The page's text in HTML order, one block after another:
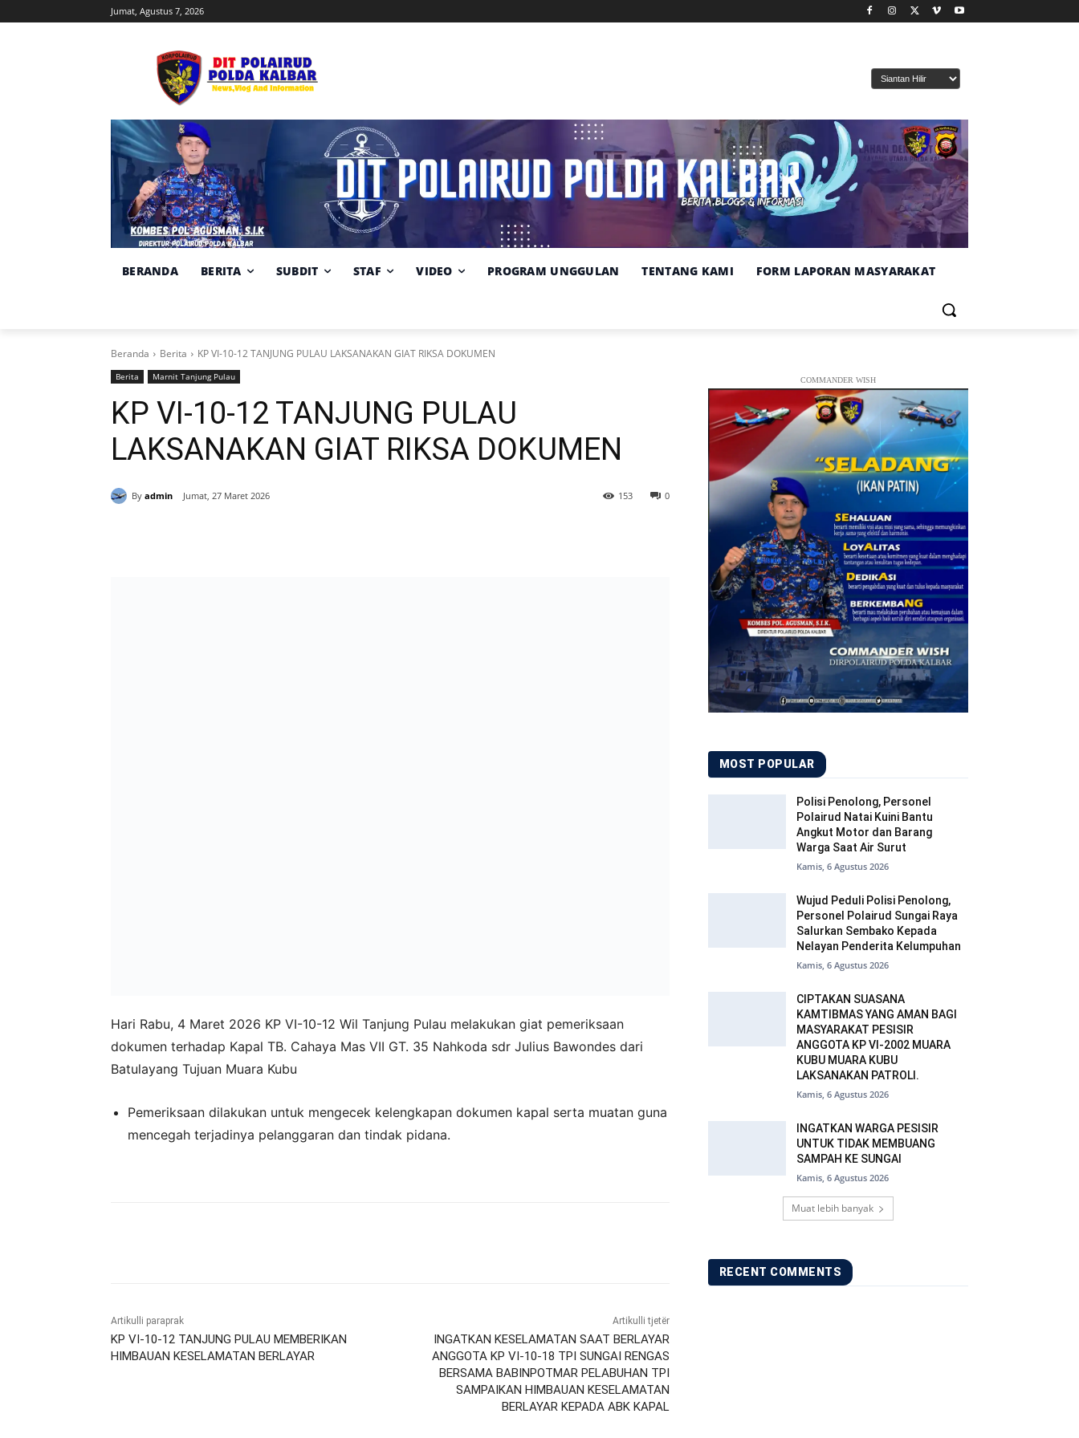
Jumat, Agustus 7, 2026
cuaca
BERANDA BERITA SUBDIT STAF VIDEO PROGRAM UNGGULAN TENTANG KAMI FORM LAPORAN MASYARAKAT
Beranda Berita KP VI-10-12 TANJUNG PULAU LAKSANAKAN GIAT RIKSA DOKUMEN
Berita Marnit Tanjung Pulau
KP VI-10-12 TANJUNG PULAU
LAKSANAKAN GIAT RIKSA DOKUMEN
By admin Jumat, 27 Maret 2026 0
153
Hari Rabu, 4 Maret 2026 KP VI-10-12 Wil Tanjung Pulau melakukan giat pemeriksaan
dokumen terhadap Kapal TB. Cahaya Mas VII GT. 35 Nahkoda sdr Julius Bawondes dari
Batulayang Tujuan Muara Kubu
Pemeriksaan dilakukan untuk mengecek kelengkapan dokumen kapal serta muatan guna
mencegah terjadinya pelanggaran dan tindak pidana.
Artikulli paraprak
KP VI-10-12 TANJUNG PULAU MEMBERIKAN
HIMBAUAN KESELAMATAN BERLAYAR
Artikulli tjetër
INGATKAN KESELAMATAN SAAT BERLAYAR
ANGGOTA KP VI-10-18 TPI SUNGAI RENGAS
BERSAMA BABINPOTMAR PELABUHAN TPI
SAMPAIKAN HIMBAUAN KESELAMATAN
BERLAYAR KEPADA ABK KAPAL
COMMANDER WISH
MOST POPULAR
Polisi Penolong, Personel
Polairud Natai Kuini Bantu
Angkut Motor dan Barang
Warga Saat Air Surut
Kamis, 6 Agustus 2026
Wujud Peduli Polisi Penolong,
Personel Polairud Sungai Raya
Salurkan Sembako Kepada
Nelayan Penderita Kelumpuhan
Kamis, 6 Agustus 2026
CIPTAKAN SUASANA
KAMTIBMAS YANG AMAN BAGI
MASYARAKAT PESISIR
ANGGOTA KP VI-2002 MUARA
KUBU MUARA KUBU
LAKSANAKAN PATROLI.
Kamis, 6 Agustus 2026
INGATKAN WARGA PESISIR
UNTUK TIDAK MEMBUANG
SAMPAH KE SUNGAI
Kamis, 6 Agustus 2026
Muat lebih banyak
RECENT COMMENTS